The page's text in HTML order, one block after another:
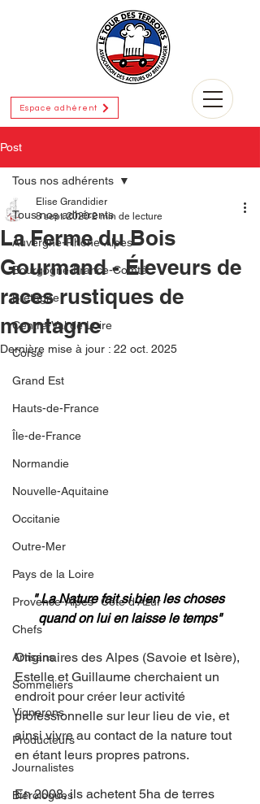
Espace adhérent
Post
Tous nos adhérents
Auvergne-Rhône-Alpes
Bourgogne-France-Comté
Bretagne
Centre-Val de Loire
Corse
Grand Est
Hauts-de-France
Île-de-France
Normandie
Nouvelle-Aquitaine
Occitanie
Outre-Mer
Pays de la Loire
Provence-Alpes- Côte d'Azur
Chefs
Artisans
Sommeliers
Vignerons
Producteurs
Journalistes
Biérologues
Tous nos adhérents
La Ferme du Bois
Gourmand - Éleveurs de
races rustiques de
montagne
Elise Grandidier
8 sept. 2020 2 min de lecture
Dernière mise à jour : 22 oct. 2025
" La Nature fait si bien les choses
quand on lui en laisse le temps"
Originaires des Alpes (Savoie et Isère),
Estelle et Guillaume cherchaient un
endroit pour créer leur activité
professionnelle sur leur lieu de vie, et
ainsi vivre au contact de la nature tout
en étant leurs propres patrons.
En 2008, ils achetent 5ha de terres